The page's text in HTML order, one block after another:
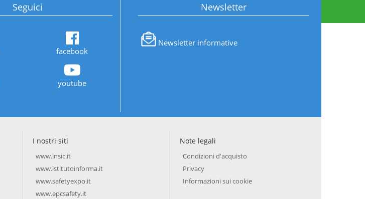
Seguici
facebook
youtube
Newsletter
Newsletter informative
I nostri siti
www.insic.it
www.istitutoinforma.it
www.safetyexpo.it
www.epcsafety.it
Note legali
Condizioni d'acquisto
Privacy
Informazioni sui cookie